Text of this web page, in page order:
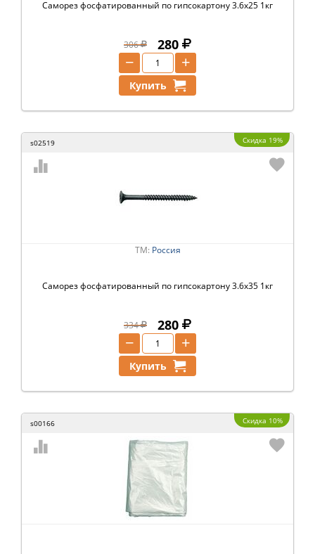
Саморез фосфатированный по гипсокартону 3.6х25 1кг
306 280
+
−
Купить
s02519 Скидка 19%
ТМ: Россия
Саморез фосфатированный по гипсокартону 3.6х35 1кг
334 280
+
−
Купить
s00166 Скидка 10%